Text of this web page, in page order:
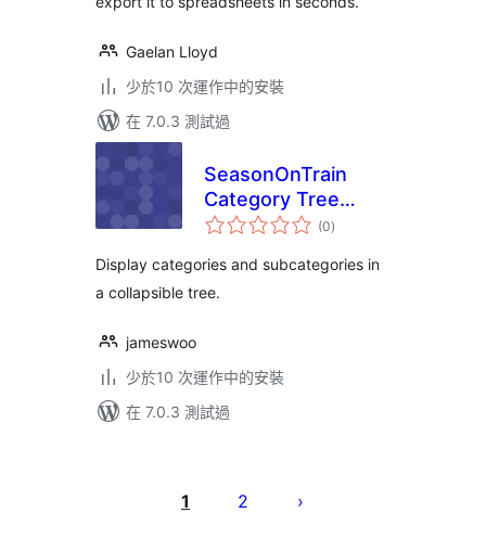
Gaelan Lloyd
少於10 次運作中的安裝
在 7.0.3 測試過
SeasonOnTrain
Category Tree
Widget for
(0總
評)
Display categories and subcategories in
a collapsible tree.
jameswoo
少於10 次運作中的安裝
在 7.0.3 測試過
pagination
1 2